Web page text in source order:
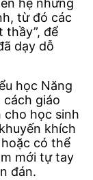
hệ những
từ đó các
thầy”, để
dạy dỗ
học Năng
cách giáo
cho học sinh
khích
có thể
mới tự tay
đán.